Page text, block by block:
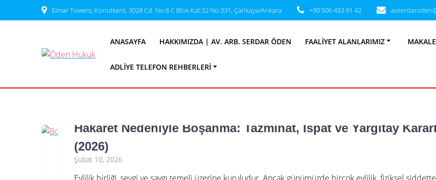
to
Elmar Towers, Konutkent, 3028 Cd. No:8 C Blok Kat:32 No:331, Çankaya/Ankara +90 506 433 91 42
ANASAYFA HAKKIMIZDA | AV. ARB. SERDAR ÖDEN FAALIYET ALANLARIMIZ
ADLIYE TELEFON REHBERLERI
Kategori:Aile ve
Hakaret Nedeniyle Boşanma: Tazminat, İspat ve Yargıtay
(2026)
Şubat 10, 2026